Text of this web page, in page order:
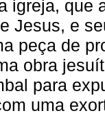
igreja, que
Jesus, e
peça de
obra
para
uma